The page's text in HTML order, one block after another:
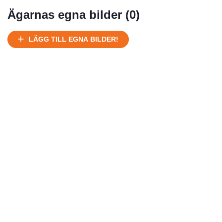
Under normalt skick, kan kräva reparation
Ägarnas egna bilder (0)
LÄGG TILL EGNA BILDER!